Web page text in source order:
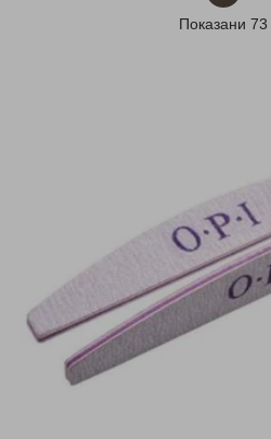
Показани